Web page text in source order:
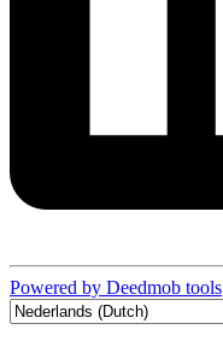
Powered by Deedmob tools